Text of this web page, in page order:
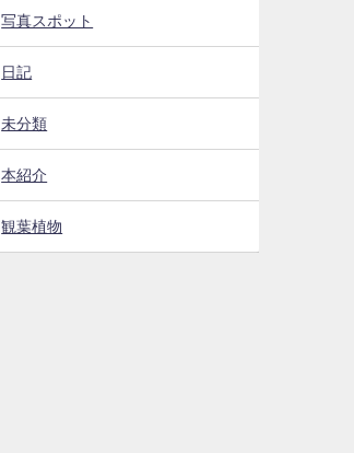
写真スポット
日記
未分類
本紹介
観葉植物